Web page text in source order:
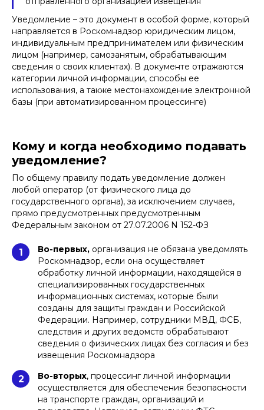
Уведомление – это документ в особой форме, который
направляется в Роскомнадзор юридическим лицом,
индивидуальным предпринимателем или физическим
лицом (например, самозанятым, обрабатывающим
сведения о своих клиентах). В документе отражаются
категории личной информации, способы ее
использования, а также местонахождение электронной
базы (при автоматизированном процессинге)
Кому и когда необходимо подавать
уведомление?
По общему правилу подать уведомление должен
любой оператор (от физического лица до
государственного органа), за исключением случаев,
прямо предусмотренных предусмотренным
Федеральным законом от 27.07.2006 N 152-ФЗ
1 Во-первых, организация не обязана уведомлять
Роскомнадзор, если она осуществляет
обработку личной информации, находящейся в
специализированных государственных
информационных системах, которые были
созданы для защиты граждан и Российской
Федерации. Например, сотрудники МВД, ФСБ,
следствия и других ведомств обрабатывают
сведения о физических лицах без согласия и без
извещения Роскомнадзора
2 Во-вторых, процессинг личной информации
осуществляется для обеспечения безопасности
на транспорте граждан, организаций и